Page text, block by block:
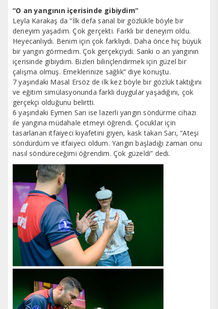
“O an yangının içerisinde gibiydim”
Leyla Karakaş da “İlk defa sanal bir gözlükle böyle bir
deneyim yaşadım. Çok gerçekti. Farklı bir deneyim oldu.
Heyecanlıydı. Benim için çok farklıydı. Daha önce hiç büyük
bir yangın görmedim. Çok gerçekçiydi. Sanki o an yangının
içerisinde gibiydim. Bizleri bilinçlendirmek için güzel bir
çalışma olmuş. Emeklerinize sağlık” diye konuştu.
7 yaşındaki Masal Ersöz de ilk kez böyle bir gözlük taktığını
ve eğitim simülasyonunda farklı duygular yaşadığını, çok
gerçekçi olduğunu belirtti.
6 yaşındaki Eymen Sarı ise lazerli yangın söndürme cihazı
ile yangına müdahale etmeyi öğrendi. Çocuklar için
tasarlanan itfaiyeci kıyafetini giyen, kask takan Sarı, “Ateşi
söndürdüm ve itfaiyeci oldum. Yangın başladığı zaman onu
nasıl söndüreceğimi öğrendim. Çok güzeldi” dedi.